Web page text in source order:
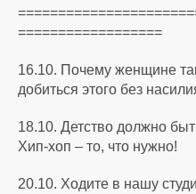
==================
16.10. Почему женщине
добиться этого без
18.10. Детство должно
Хип-хоп – то, что нужно!
20.10. Ходите в нашу